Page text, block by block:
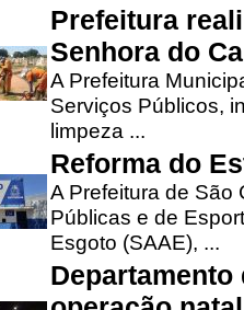
Prefeitura
Senhora do
A Prefeitura
Serviços Públicos,
limpeza ...
Reforma do
A Prefeitura de São
Públicas e de
Esgoto (SAAE), ...